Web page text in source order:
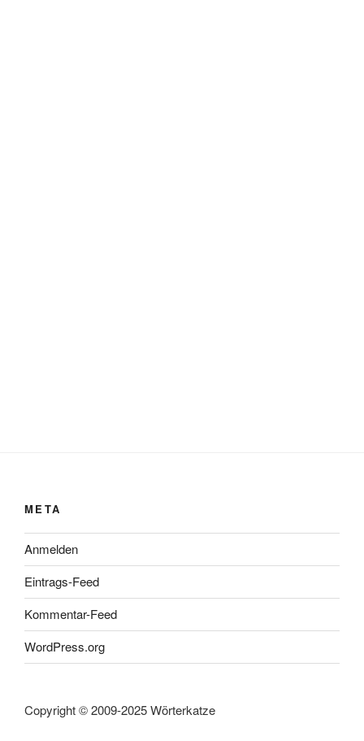
META
Anmelden
Eintrags-Feed
Kommentar-Feed
WordPress.org
Copyright © 2009-2025 Wörterkatze